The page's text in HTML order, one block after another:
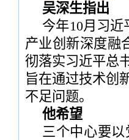
吴深生指出
今年10月习
产业创新深度融
彻落实习近平总
旨在通过技术创
不足问题。
他希望
三个中心要